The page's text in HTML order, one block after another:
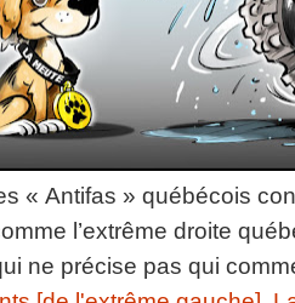
« Antifas » québécois
l’extrême droite
ne précise pas qui